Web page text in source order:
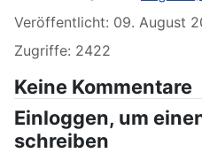
Veröffentlicht: 09. August
Zugriffe: 2422
Keine Kommentare
Einloggen, um
schreiben